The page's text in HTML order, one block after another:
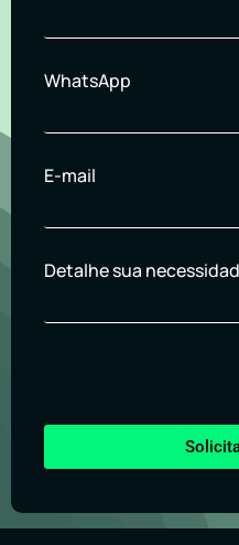
WhatsApp
E-mail
Detalhe sua